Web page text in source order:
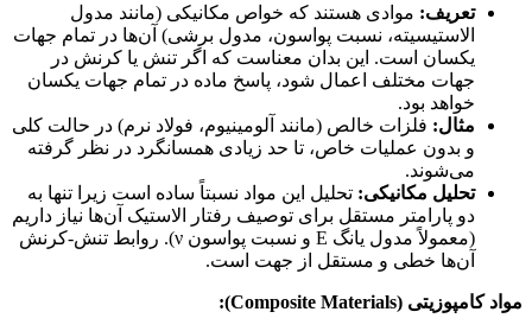
تعریف: موادی هستند که خواص مکانیکی (مانند مدول
الاستیسیته، نسبت پواسون، مدول برشی) آن‌ها در تمام جهات
یکسان است. این بدان معناست که اگر تنش یا کرنش در
جهات مختلف اعمال شود، پاسخ ماده در تمام جهات یکسان
خواهد بود.
مثال: فلزات خالص (مانند آلومینیوم، فولاد نرم) در حالت کلی
و بدون عملیات خاص، تا حد زیادی همسانگرد در نظر گرفته
می‌شوند.
تحلیل مکانیکی: تحلیل این مواد نسبتاً ساده است زیرا تنها به
دو پارامتر مستقل برای توصیف رفتار الاستیک آن‌ها نیاز داریم
(معمولاً مدول یانگ E و نسبت پواسون
ν). روابط تنش-کرنش
آن‌ها خطی و مستقل از جهت است.
مواد کامپوزیتی (Composite Materials):